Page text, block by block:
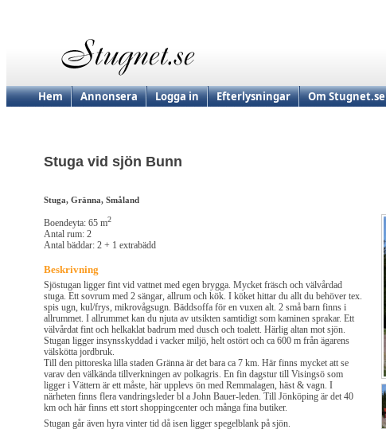
Hem Annonsera Logga in Efterlysningar Om Stugnet.se
Stuga vid sjön Bunn
Stuga, Gränna, Småland
Boendeyta: 65 m2
Antal rum: 2
Antal bäddar: 2 + 1 extrabädd
Beskrivning
Sjöstugan ligger fint vid vattnet med egen brygga. Mycket fräsch och välvårdad
stuga. Ett sovrum med 2 sängar, allrum och kök. I köket hittar du allt du behöver tex.
spis ugn, kul/frys, mikrovågsugn. Bäddsoffa för en vuxen alt. 2 små barn finns i
allrummet. I allrummet kan du njuta av utsikten samtidigt som kaminen sprakar. Ett
välvårdat fint och helkaklat badrum med dusch och toalett. Härlig altan mot sjön.
Stugan ligger insynsskyddad i vacker miljö, helt ostört och ca 600 m från ägarens
välskötta jordbruk.
Till den pittoreska lilla staden Gränna är det bara ca 7 km. Här finns mycket att se
varav den välkända tillverkningen av polkagris. En fin dagstur till Visingsö som
ligger i Vättern är ett måste, här upplevs ön med Remmalagen, häst & vagn. I
närheten finns flera vandringsleder bl a John Bauer-leden. Till Jönköping är det 40
km och här finns ett stort shoppingcenter och många fina butiker.
Stugan går även hyra vinter tid då isen ligger spegelblank på sjön.